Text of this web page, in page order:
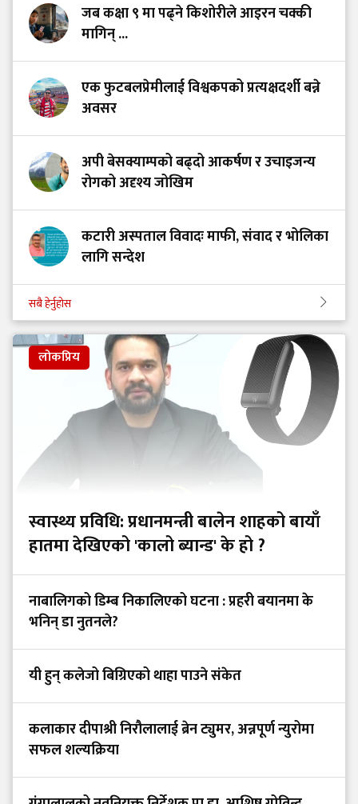
जब कक्षा ९ मा पढ्ने किशोरीले आइरन चक्की
मागिन् ...
एक फुटबलप्रेमीलाई विश्वकपको प्रत्यक्षदर्शी बन्ने
अवसर
अपी बेसक्याम्पको बढ्दो आकर्षण र उचाइजन्य
रोगको अदृश्य जोखिम
कटारी अस्पताल विवादः माफी, संवाद र भोलिका
लागि सन्देश
सबै हेर्नुहोस
लोकप्रिय
स्वास्थ्य प्रविधि: प्रधानमन्त्री बालेन शाहको बायाँ
हातमा देखिएको 'कालो ब्यान्ड' के हो ?
नाबालिगको डिम्ब निकालिएको घटना : प्रहरी बयानमा के
भनिन् डा नुतनले?
यी हुन् कलेजो बिग्रिएको थाहा पाउने संकेत
कलाकार दीपाश्री निरौलालाई ब्रेन ट्युमर, अन्नपूर्ण न्युरोमा
सफल शल्यक्रिया